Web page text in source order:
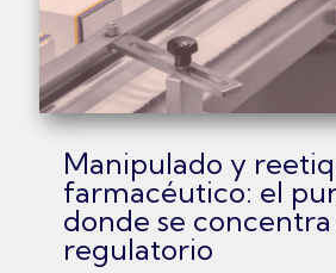
Manipulado y
farmacéutico: el
donde se
regulatorio